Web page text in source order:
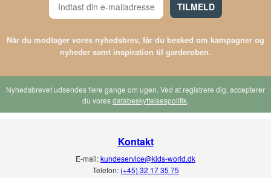
TILMELD
Når du modtager vores nyhedsbrev, får du besked om kampagner og
nyheder samt inspiration til garderoben.
Nyhedsbrevet udsendes flere gange om ugen. Ved at registrere dig, accepterer
du voresdatabeskyttelsespolitik.
Kontakt
E-mail:kundeservice@kids-world.dk
Telefon: (+45) 32 17 35 75